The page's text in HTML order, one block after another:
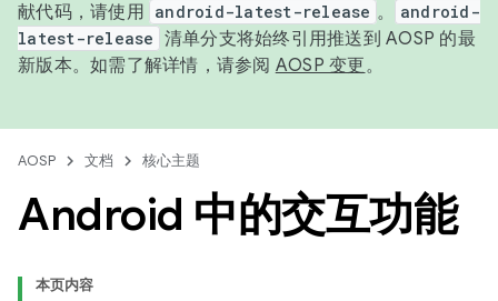
献代码，请使用 android-latest-release 。
android-
latest-release 清单分支将始终引用推送到 AOSP 的最
新版本。如需了解详情，请参阅 AOSP 变更。
AOSP 文档 核心主题
Android 中的交互功能
本页内容